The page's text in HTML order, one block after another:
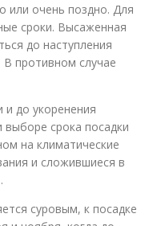
или очень поздно. Для
сроки. Высаженная
до наступления
противном случае
и до укоренения
срока посадки
на климатические
и сложившиеся в
суровым, к посадке